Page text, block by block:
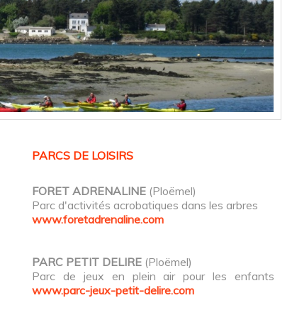
PARCS DE LOISIRS
FORET ADRENALINE (Ploëmel)
Parc d'activités acrobatiques dans les arbres
www.foretadrenaline.com
PARC PETIT DELIRE (Ploëmel)
Parc de jeux en plein air pour les enfants
www.parc-jeux-petit-delire.com